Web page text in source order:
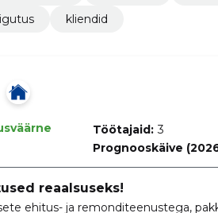
kliendid
Töötajaid: 3
Prognooskäive
reaalsuseks!
ehitus- ja remonditeenustega,